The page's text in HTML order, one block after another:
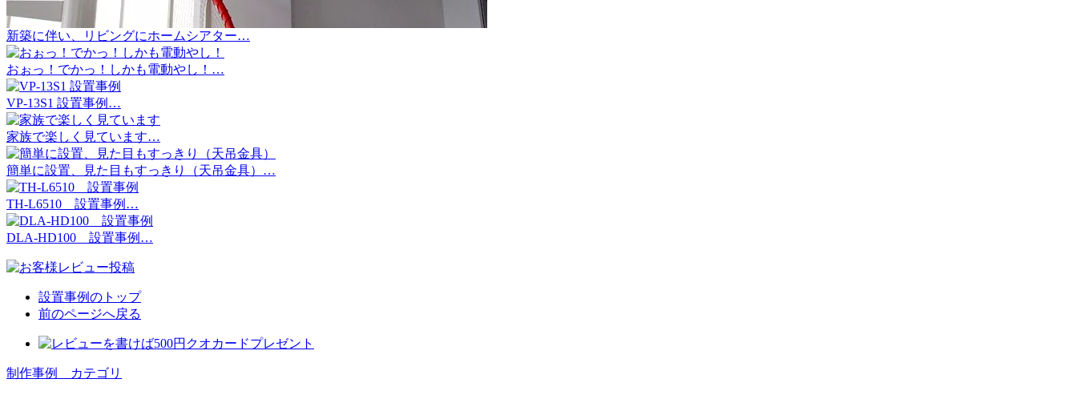
新築に伴い、リビングにホームシアター…
おぉっ！でかっ！しかも電動やし！…
VP-13S1 設置事例…
家族で楽しく見ています…
簡単に設置、見た目もすっきり（天吊金具）…
TH-L6510 設置事例…
DLA-HD100 設置事例…
設置事例のトップ
前のページへ戻る
制作事例 カテゴリ